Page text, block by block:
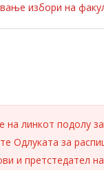
избори на
на линкот подолу за
Одлуката за
и претстедател на